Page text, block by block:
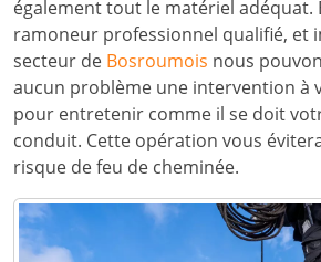
également tout le matériel adéquat.
ramoneur professionnel qualifié, et
secteur de Bosroumois nous
aucun problème une intervention à
pour entretenir comme il se doit
conduit. Cette opération vous
risque de feu de cheminée.